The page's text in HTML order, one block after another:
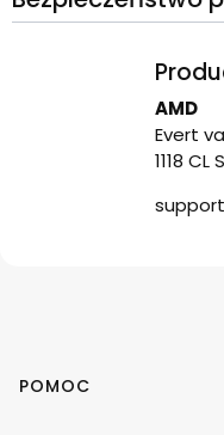
AMD
Evert
1118
Linki w stopce
POMOC